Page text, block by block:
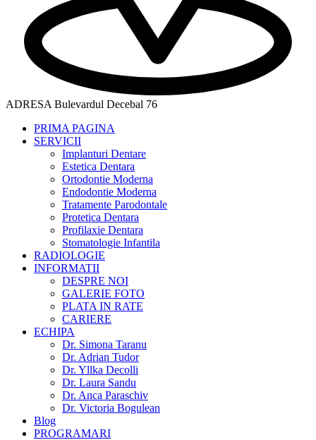
ADRESA Bulevardul Decebal 76
PRIMA PAGINA
SERVICII
Implanturi Dentare
Estetica Dentara
Ortodontie Moderna
Endodontie Moderna
Tratamente Parodontale
Protetica Dentara
Profilaxie Dentara
Stomatologie Infantila
RADIOLOGIE
INFORMATII
DESPRE NOI
GALERIE FOTO
PLATA IN RATE
CARIERE
ECHIPA
Dr. Simona Taranu
Dr. Adrian Tudor
Dr. Yllka Decolli
Dr. Laura Sandu
Dr. Anca Paraschiv
Dr. Victoria Bogulean
Blog
PROGRAMARI